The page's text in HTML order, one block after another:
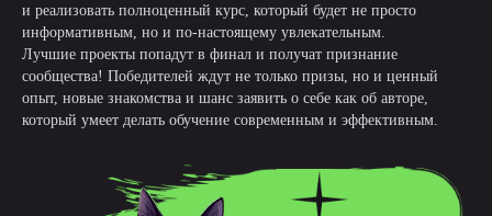
и реализовать полноценный курс, который будет не просто
информативным, но и по-настоящему увлекательным.
Лучшие проекты попадут в финал и получат признание
сообщества! Победителей ждут не только призы, но и ценный
опыт, новые знакомства и шанс заявить о себе как об авторе,
который умеет делать обучение современным и эффективным.